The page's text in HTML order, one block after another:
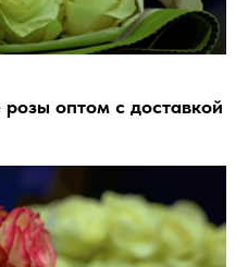
оптом с доставкой